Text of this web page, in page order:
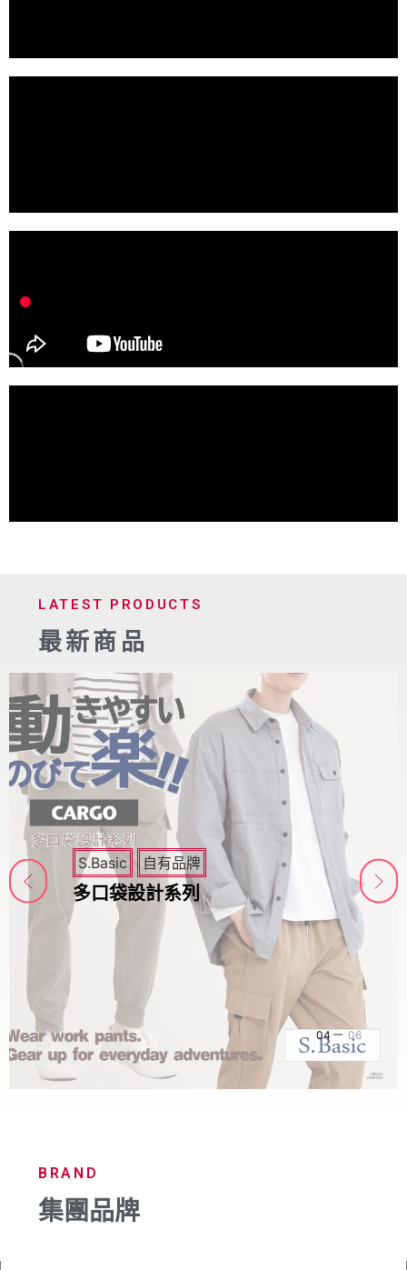
LATEST PRODUCTS
最新商品
S.Basic 自有品牌
多口袋設計系列
04 06
BRAND
集團品牌